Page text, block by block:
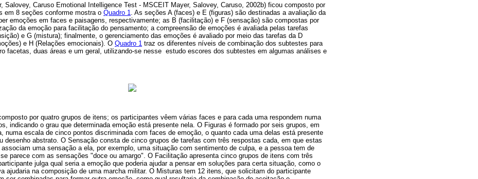
Salovey, Caruso Emotional Intelligence Test - MSCEIT Mayer, Salovey, Caruso, 2002b) ficou composto por
em 8 seções conforme mostra o Quadro 1
. As seções A (faces) e E (figuras) são destinadas a avaliação da
emoções em faces e paisagens, respectivamente; as B (facilitação) e F (sensação) são compostas por
da emoção para facilitação do pensamento; a compreensão de emoções é avaliada pelas tarefas
e G (mistura); finalmente, o gerenciamento das emoções é avaliado por meio das tarefas da D
e H (Relações emocionais). O Quadro 1 traz os diferentes níveis de combinação dos subtestes para
facetas, duas áreas e um geral, utilizando-se nesse estudo escores dos subtestes em algumas análises e
por quatro grupos de itens; os participantes vêem várias faces e para cada uma respondem numa
indicando o grau que determinada emoção está presente nela. O Figuras é formado por seis grupos, em
numa escala de cinco pontos discriminada com faces de emoção, o quanto cada uma delas está presente
desenho abstrato. O Sensação consta de cinco grupos de tarefas com três respostas cada, em que estas
uma sensação a ela, por exemplo, uma situação com sentimento de culpa, e a pessoa tem de
parece com as sensações "doce ou amargo". O Facilitação apresenta cinco grupos de itens com três
julga qual seria a emoção que poderia ajudar a pensar em soluções para certa situação, como o
ajudaria na composição de uma marcha militar. O Misturas tem 12 itens, que solicitam do participante